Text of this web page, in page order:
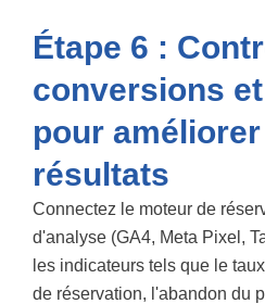
Étape 6 :
conversions
pour
résultats
Connectez le moteur de
d'analyse (GA4, Meta Pixel,
les indicateurs tels que le
de réservation, l'abandon du